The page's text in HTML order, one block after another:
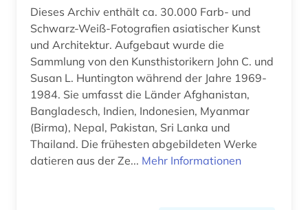
stadtforschung (1)
stadtgestaltung (1)
stadtplanung (4)
stadtsanierung (1)
stengel (1)
stettin (1)
Dieses Archiv enthält ca. 30.000 Farb- und
Schwarz-Weiß-Fotografien asiatischer Kunst
und Architektur. Aufgebaut wurde die
Sammlung von den Kunsthistorikern John C. und
Susan L. Huntington während der Jahre 1969-
1984. Sie umfasst die Länder Afghanistan,
Bangladesch, Indien, Indonesien, Myanmar
(Birma), Nepal, Pakistan, Sri Lanka und
Thailand. Die frühesten abgebildeten Werke
datieren aus der Ze... Mehr Informationen